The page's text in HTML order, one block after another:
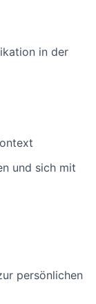
in der
und sich mit
persönlichen